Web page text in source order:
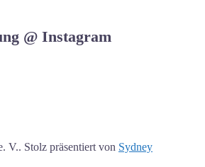
@ Instagram
V.. Stolz präsentiert von Sydney